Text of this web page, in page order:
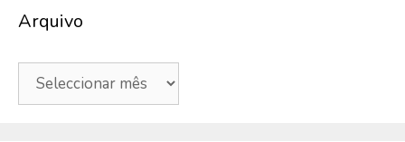
Arquivo
Arquivo